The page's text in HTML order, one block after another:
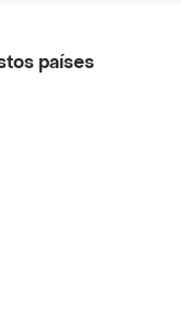
países